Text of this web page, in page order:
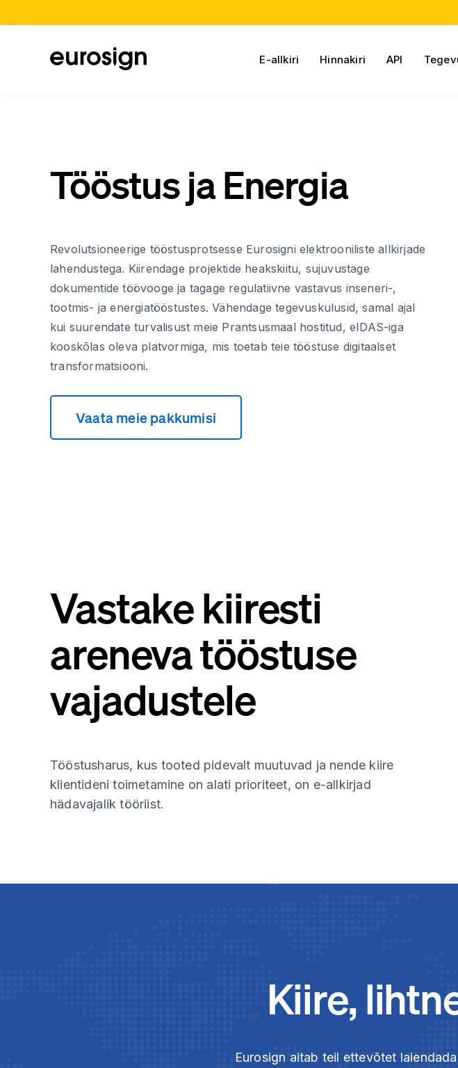
E-allkiri Hinnakiri API
Tööstus ja Energia
Revolutsioneerige tööstusprotsesse Eurosigni elektrooniliste allkirjade
lahendustega. Kiirendage projektide heakskiitu, sujuvustage
dokumentide töövooge ja tagage regulatiivne vastavus inseneri-,
tootmis- ja energiatööstustes. Vähendage tegevuskulusid, samal ajal
kui suurendate turvalisust meie Prantsusmaal hostitud, eIDAS-iga
kooskõlas oleva platvormiga, mis toetab teie tööstuse digitaalset
transformatsiooni.
Vaata meie pakkumisi
Vastake kiiresti
areneva tööstuse
vajadustele
Tööstusharus, kus tooted pidevalt muutuvad ja nende kiire
klientideni toimetamine on alati prioriteet, on e-allkirjad
hädavajalik tööriist.
Kiire,
Eurosign aitab teil ettevõtet